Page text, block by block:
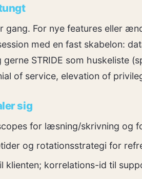
For nye features eller
med en fast skabelon:
STRIDE som huskeliste
of service, elevation of
sig
for læsning/skrivning og
og rotationsstrategi for
klienten; korrelations-id til